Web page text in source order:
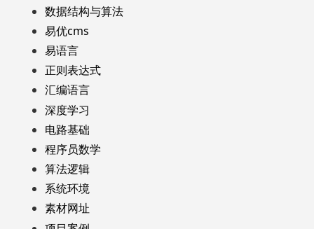
数据结构与算法
易优cms
易语言
正则表达式
汇编语言
深度学习
电路基础
程序员数学
算法逻辑
系统环境
素材网址